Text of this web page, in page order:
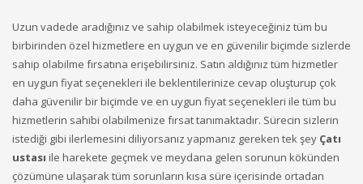
Uzun vadede aradığınız ve sahip olabilmek isteyeceğiniz tüm bu
birbirinden özel hizmetlere en uygun ve en güvenilir biçimde sizlerde
sahip olabilme fırsatına erişebilirsiniz. Satın aldığınız tüm hizmetler
en uygun fiyat seçenekleri ile beklentilerinize cevap oluşturup çok
daha güvenilir bir biçimde ve en uygun fiyat seçenekleri ile tüm bu
hizmetlerin sahibi olabilmenize fırsat tanımaktadır. Sürecin sizlerin
istediği gibi ilerlemesini diliyorsanız yapmanız gereken tek şey Çatı
ustası ile harekete geçmek ve meydana gelen sorunun kökünden
çözümüne ulaşarak tüm sorunların kısa süre içerisinde ortadan